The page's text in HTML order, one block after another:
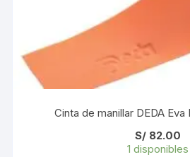
Cinta de manillar DEDA Eva
S/ 82.00
1 disponibles